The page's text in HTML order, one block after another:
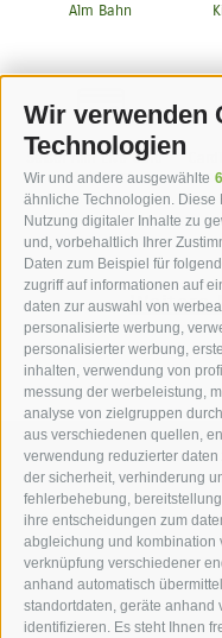
Wir verwenden
Technologien
Wir und andere ausgewählte
ähnliche Technologien. Diese
Nutzung digitaler Inhalte zu
und, vorbehaltlich Ihrer
Daten zum Beispiel für
zugriff auf informationen auf
daten zur auswahl von
personalisierte werbung,
personalisierter werbung,
inhalten, verwendung von
messung der werbeleistung,
analyse von zielgruppen
aus verschiedenen quellen,
verwendung reduzierter
der sicherheit, verhinderung
fehlerbehebung,
ihre entscheidungen zum
abgleichung und kombination
verknüpfung verschiedener
anhand automatisch
standortdaten, geräte anhand
identifizieren. Es steht Ihnen
Alm Bahn
Seiser Alm Live Card -
Mobilcard
Weitere
hotel